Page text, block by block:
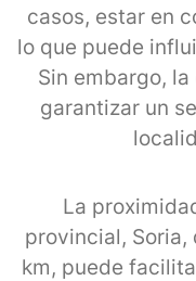
casos, estar en
lo que puede
Sin embargo,
garantizar un
La
provincial, Soria,
km, puede